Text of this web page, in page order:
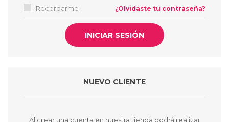
Recordarme ¿Olvidaste tu contraseña?
NUEVO CLIENTE
Al crear una cuenta en nuestra tienda podrá realizar